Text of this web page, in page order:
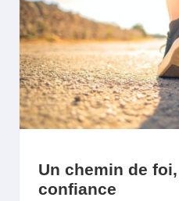
Un chemin de
confiance